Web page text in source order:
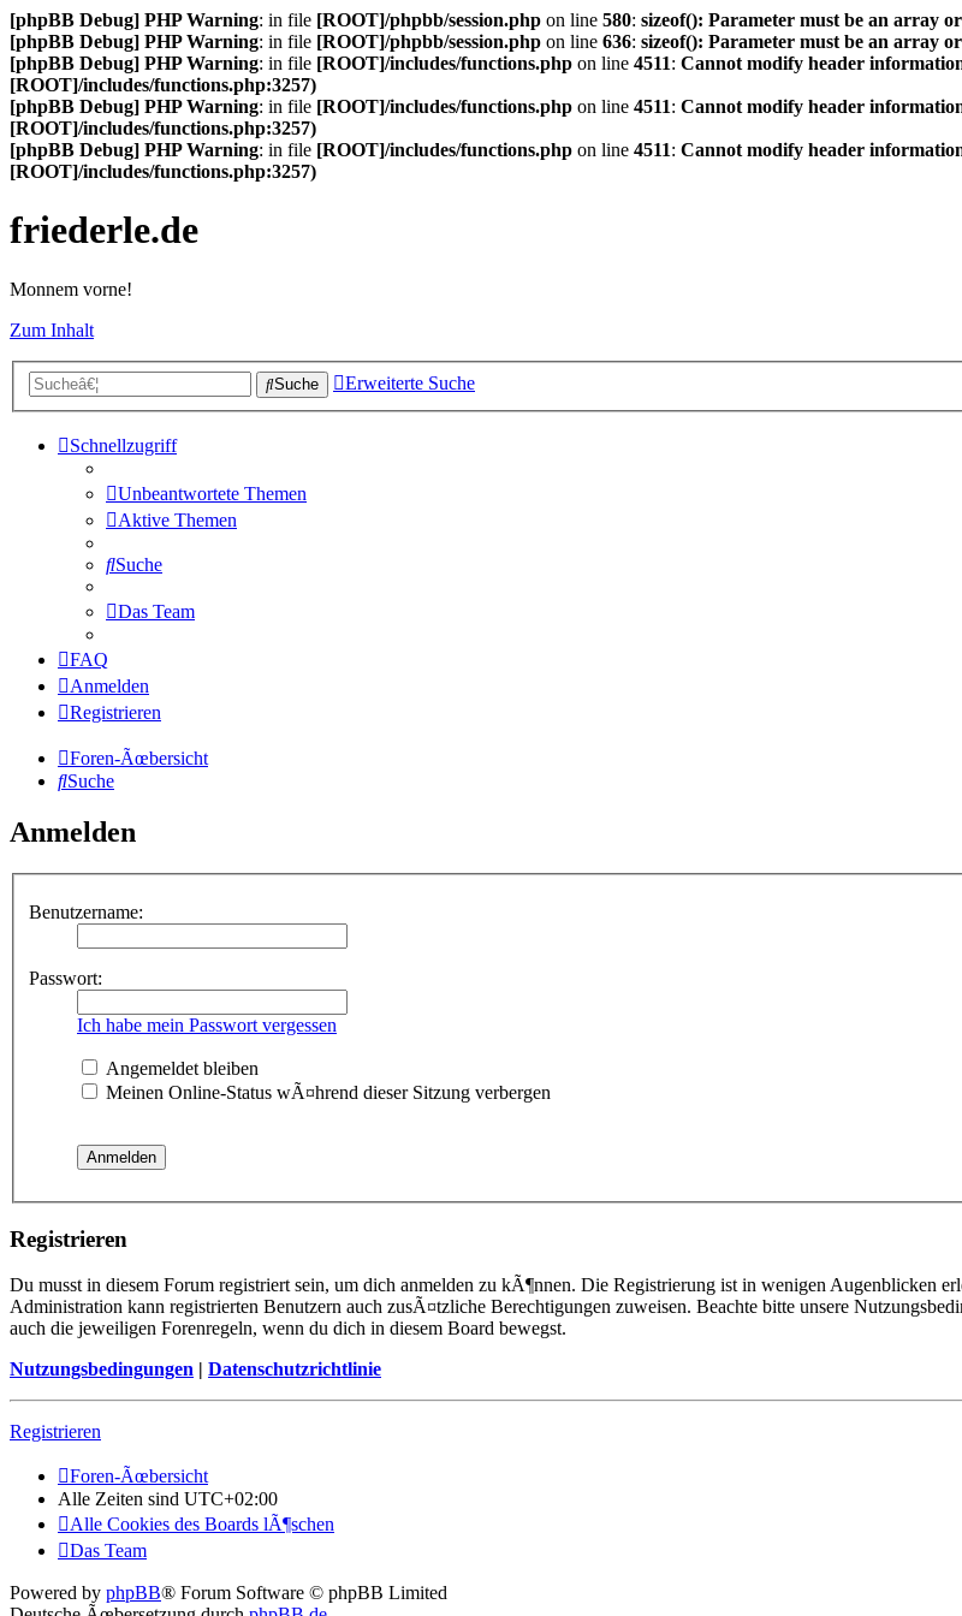
[phpBB Debug] PHP Warning: in file [ROOT]/phpbb/session.php on line 580: sizeof(): Parameter must be an array
[phpBB Debug] PHP Warning: in file [ROOT]/phpbb/session.php on line 636: sizeof(): Parameter must be an array
[phpBB Debug] PHP Warning: in file [ROOT]/includes/functions.php on line 4511: Cannot modify header
[ROOT]/includes/functions.php:3257)
[phpBB Debug] PHP Warning: in file [ROOT]/includes/functions.php on line 4511: Cannot modify header
[ROOT]/includes/functions.php:3257)
[phpBB Debug] PHP Warning: in file [ROOT]/includes/functions.php on line 4511: Cannot modify header
[ROOT]/includes/functions.php:3257)
friederle.de
Monnem vorne!
Zum Inhalt
Suche Erweiterte Suche
Schnellzugriff
Unbeantwortete Themen
Aktive Themen
Suche
Das Team
FAQ
Anmelden
Registrieren
Foren-Ãœbersicht
Suche
Anmelden
Benutzername:
Passwort:
Ich habe mein Passwort vergessen
Angemeldet bleiben
Meinen Online-Status wÃ¤hrend dieser Sitzung verbergen
Registrieren
Du musst in diesem Forum registriert sein, um dich anmelden zu kÃ¶nnen. Die Registrierung ist in wenigen Augenblicken
Administration kann registrierten Benutzern auch zusÃ¤tzliche Berechtigungen zuweisen. Beachte bitte unsere
auch die jeweiligen Forenregeln, wenn du dich in diesem Board bewegst.
Nutzungsbedingungen | Datenschutzrichtlinie
Registrieren
Foren-Ãœbersicht
Alle Zeiten sind UTC+02:00
Alle Cookies des Boards lÃ¶schen
Das Team
Powered by phpBB® Forum Software © phpBB Limited